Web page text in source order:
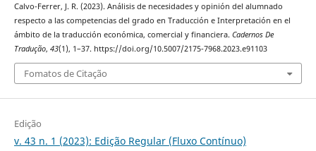
Calvo-Ferrer, J. R. (2023). Análisis de necesidades y opinión del alumnado
respecto a las competencias del grado en Traducción e Interpretación en el
ámbito de la traducción económica, comercial y financiera. Cadernos De
Tradução, 43(1), 1–37. https://doi.org/10.5007/2175-7968.2023.e91103
Fomatos de Citação
Edição
v. 43 n. 1 (2023): Edição Regular (Fluxo Contínuo)